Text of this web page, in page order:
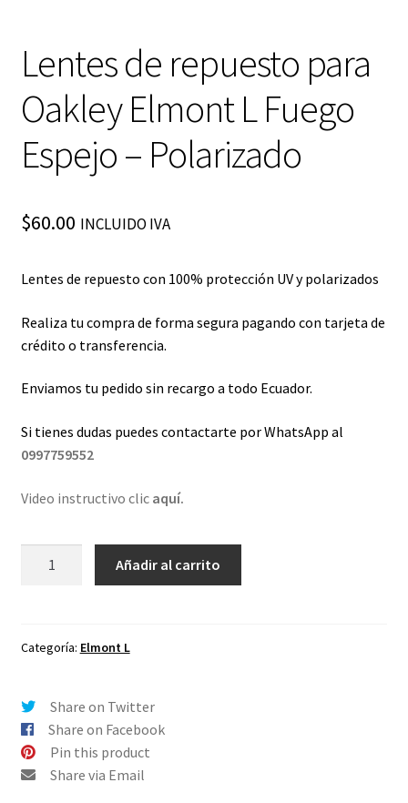
Lentes de repuesto para
Oakley Elmont L Fuego
Espejo – Polarizado
$60.00 INCLUIDO IVA
Lentes de repuesto con 100% protección UV y polarizados
Realiza tu compra de forma segura pagando con tarjeta de
crédito o transferencia.
Enviamos tu pedido sin recargo a todo Ecuador.
Si tienes dudas puedes contactarte por WhatsApp al
0997759552
Video instructivo clic aquí.
Oakley
Fuego
Espejo
-
Polarizado
Añadir al carrito
Categoría: Elmont L
Share on Twitter
Share on Facebook
Pin this product
Share via Email